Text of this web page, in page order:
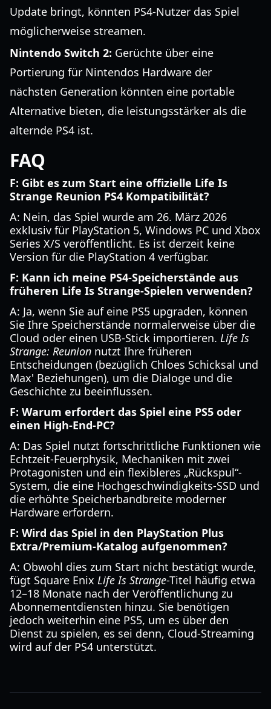
Update bringt, könnten PS4-Nutzer das Spiel
möglicherweise streamen.
Nintendo Switch 2: Gerüchte über eine
Portierung für Nintendos Hardware der
nächsten Generation könnten eine portable
Alternative bieten, die leistungsstärker als die
alternde PS4 ist.
FAQ
F: Gibt es zum Start eine offizielle Life Is
Strange Reunion PS4 Kompatibilität?
A: Nein, das Spiel wurde am 26. März 2026
exklusiv für PlayStation 5, Windows PC und Xbox
Series X/S veröffentlicht. Es ist derzeit keine
Version für die PlayStation 4 verfügbar.
F: Kann ich meine PS4-Speicherstände aus
früheren Life Is Strange-Spielen verwenden?
A: Ja, wenn Sie auf eine PS5 upgraden, können
Sie Ihre Speicherstände normalerweise über die
Cloud oder einen USB-Stick importieren. Life Is
Strange: Reunion nutzt Ihre früheren
Entscheidungen (bezüglich Chloes Schicksal und
Max' Beziehungen), um die Dialoge und die
Geschichte zu beeinflussen.
F: Warum erfordert das Spiel eine PS5 oder
einen High-End-PC?
A: Das Spiel nutzt fortschrittliche Funktionen wie
Echtzeit-Feuerphysik, Mechaniken mit zwei
Protagonisten und ein flexibleres „Rückspul“-
System, die eine Hochgeschwindigkeits-SSD und
die erhöhte Speicherbandbreite moderner
Hardware erfordern.
F: Wird das Spiel in den PlayStation Plus
Extra/Premium-Katalog aufgenommen?
A: Obwohl dies zum Start nicht bestätigt wurde,
fügt Square Enix Life Is Strange-Titel häufig etwa
12–18 Monate nach der Veröffentlichung zu
Abonnementdiensten hinzu. Sie benötigen
jedoch weiterhin eine PS5, um es über den
Dienst zu spielen, es sei denn, Cloud-Streaming
wird auf der PS4 unterstützt.